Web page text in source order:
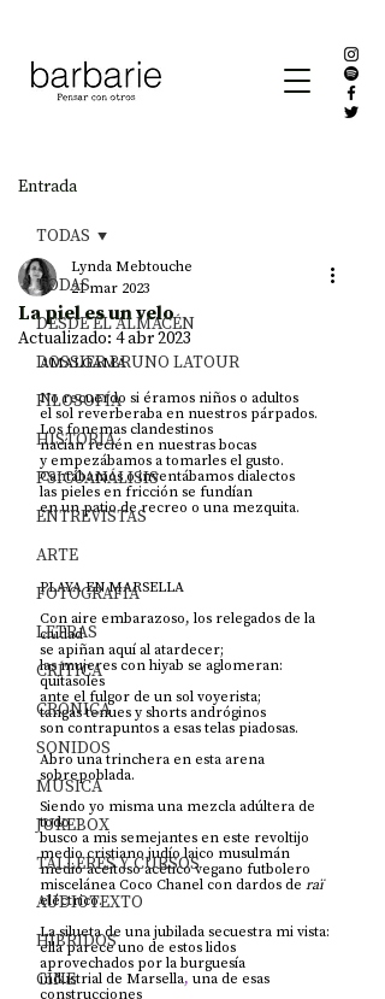
Entrada
TODAS
DESDE EL ALMACÉN
DOSSIER BRUNO LATOUR
FILOSOFÍA
HISTORIA
PSICOANÁLISIS
ENTREVISTAS
ARTE
FOTOGRAFÍA
LETRAS
CRÍTICA
CRÓNICA
SONIDOS
MÚSICA
JUKEBOX
TALLERES Y CURSOS
AUDIOTEXTO
HÍBRIDOS
CINE
TODAS
La piel es un velo
Lynda Mebtouche
21 mar 2023
Actualizado: 4 abr 2023
AMALGAMA
No recuerdo si éramos niños o adultos
el sol reverberaba en nuestros párpados.
Los fonemas clandestinos
nacían recién en nuestras bocas
y empezábamos a tomarles el gusto.
Cantábamos o inventábamos dialectos
las pieles en fricción se fundían
en un patio de recreo o una mezquita.
PLAYA EN MARSELLA
Con aire embarazoso, los relegados de la
ciudad
se apiñan aquí al atardecer;
las mujeres con hiyab se aglomeran:
quitasoles
ante el fulgor de un sol voyerista;
tangas tenues y shorts andróginos
son contrapuntos a esas telas piadosas.
Abro una trinchera en esta arena
sobrepoblada.
Siendo yo misma una mezcla adúltera de
todo
busco a mis semejantes en este revoltijo
medio cristiano judío laico musulmán
medio aceitoso acético vegano futbolero
miscelánea Coco Chanel con dardos de raï
eléctrico.
La silueta de una jubilada secuestra mi vista:
ella parece uno de estos lidos
aprovechados por la burguesía
industrial de Marsella, una de esas
construcciones